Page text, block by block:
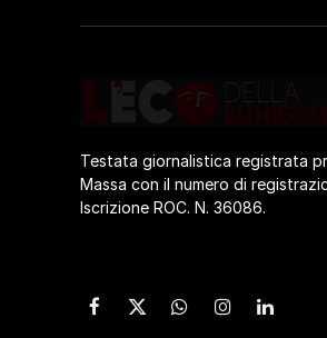
Testata giornalistica registrata
Massa con il numero di
Iscrizione ROC. N. 36086.
Facebook
X
WhatsApp
Instagram